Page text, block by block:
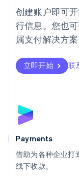
创建账户即可
行信息。您也
属支付解决方案
立即开始 联
Payments
借助为各种企业打
线下收款。
葡萄牙
Português
日本
日本語English
瑞典
瑞士
DeutschFrançais
English
斯洛文尼亚
泰国
ไทยEnglish
希腊
English